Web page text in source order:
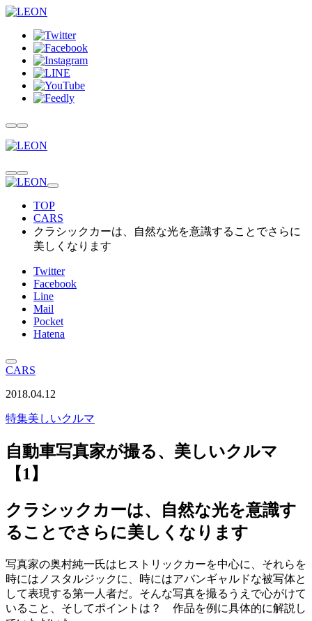
TOP
CARS
クラシックカーは、自然な光を意識することでさらに
美しくなります
Twitter
Facebook
Line
Mail
Pocket
Hatena
CARS
2018.04.12
特集美しいクルマ
自動車写真家が撮る、美しいクルマ
【1】
クラシックカーは、自然な光を意識す
ることでさらに美しくなります
写真家の奥村純一氏はヒストリックカーを中心に、それらを
時にはノスタルジックに、時にはアバンギャルドな被写体と
して表現する第一人者だ。そんな写真を撮るうえで心がけて
いること、そしてポイントは？ 作品を例に具体的に解説し